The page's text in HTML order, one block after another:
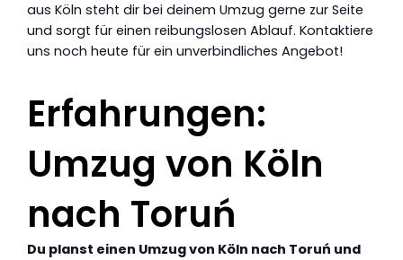
aus Köln steht dir bei deinem Umzug gerne zur Seite
und sorgt für einen reibungslosen Ablauf. Kontaktiere
uns noch heute für ein unverbindliches Angebot!
Erfahrungen:
Umzug von Köln
nach Toruń
Du planst einen Umzug von Köln nach Toruń und